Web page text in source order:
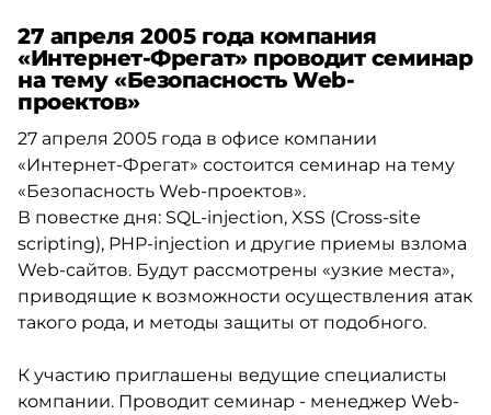
27 апреля 2005 года компания
«Интернет-Фрегат» проводит семинар
на тему «Безопасность Web-
проектов»
27 апреля 2005 года в офисе компании
«Интернет-Фрегат» состоится семинар на тему
«Безопасность Web-проектов».
В повестке дня: SQL-injection, XSS (Cross-site
scripting), PHP-injection и другие приемы взлома
Web-сайтов. Будут рассмотрены «узкие места»,
приводящие к возможности осуществления атак
такого рода, и методы защиты от подобного.
К участию приглашены ведущие специалисты
компании. Проводит семинар - менеджер Web-